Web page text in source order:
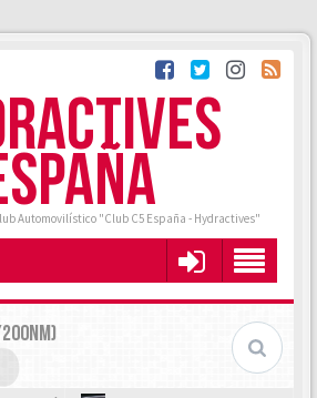
Automovilístico "Club C5 España - Hydractives"